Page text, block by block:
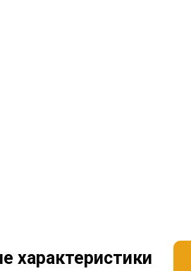
характеристики